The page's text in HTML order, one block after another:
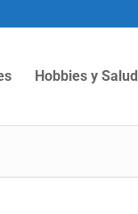
Hobbies y Salud